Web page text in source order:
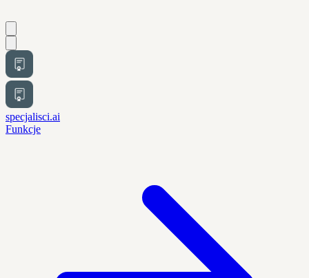
specjalisci.ai
Funkcje